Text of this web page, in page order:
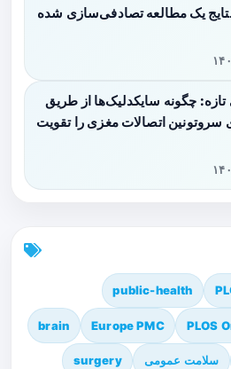
یک مطالعه تصادفی‌سازی شده
۱۷
چگونه سایکدلیک‌ها از طریق
سروتونین اتصالات مغزی را تقویت
۱۷
public-health
PLOS
Europe PMC
brain
سلامت عمومی surgery